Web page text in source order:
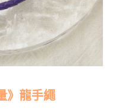
》龍手繩